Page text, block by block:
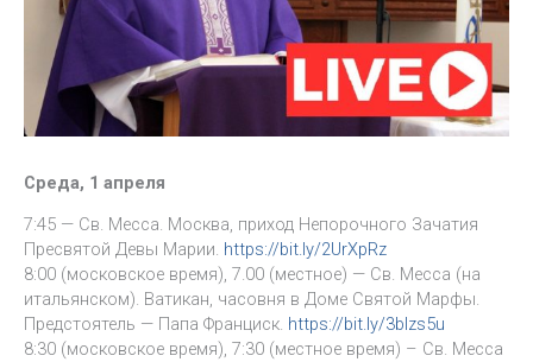
Среда, 1 апреля
7:45 — Св. Месса. Москва, приход Непорочного Зачатия
Пресвятой Девы Марии. https://bit.ly/2UrXpRz
8:00 (московское время), 7.00 (местное) — Св. Месса (на
итальянском). Ватикан, часовня в Доме Святой Марфы.
Предстоятель — Папа Франциск. https://bit.ly/3blzs5u
8:30 (московское время), 7:30 (местное время) – Св. Месса